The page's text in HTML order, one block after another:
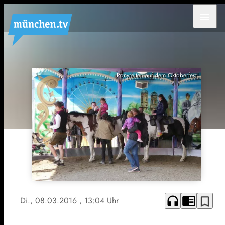
Ponyreiten auf dem Oktoberfest
Di., 08.03.2016 , 13:04 Uhr headphones chrome_reader_mode bookmark_border